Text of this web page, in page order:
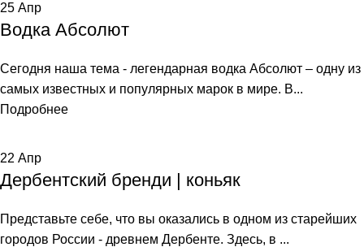
25 Апр
Водка Абсолют
Сегодня наша тема - легендарная водка Абсолют – одну из
самых известных и популярных марок в мире. В...
Подробнее
22 Апр
Дербентский бренди | коньяк
Представьте себе, что вы оказались в одном из старейших
городов России - древнем Дербенте. Здесь, в ...